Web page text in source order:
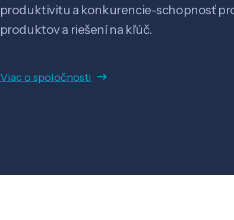
produktivitu a konkurencie-schopnosť
produktov a riešení na kľúč.
Viac o spoločnosti